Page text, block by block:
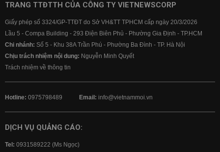
TRANG TTĐTTH CỦA CÔNG TY VIETNEWSCORP
Giấy phép số 3324/GP-TTĐT do Sở VH&TT TPHCM cấp ngày 20/3/2026
Lầu 5 - Compa Building - 293 Điện Biên Phủ - Phường Gia Định - TP.HCM
Chi nhánh: Số 5 - Khu 38A Trần Phú - Phường Ba Đình - TP. Hà Nội
Chịu trách nhiệm nội dung: Nguyễn Minh Quyết
Trách nhiệm về thông tin
Hotline: 0975798489 Email: info@vietnammoi.vn
DỊCH VỤ QUẢNG CÁO:
Tel: 0931589222 (Ms Ngọc)